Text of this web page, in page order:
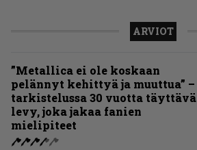
ARVIOT
”Metallica ei ole koskaan
pelännyt kehittyä ja muuttua” –
tarkistelussa 30 vuotta täyttävä
levy, joka jakaa fanien
mielipiteet